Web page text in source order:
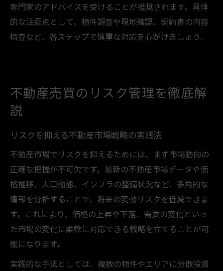
専門家のアドバイスを受けることが推奨されます。具体
的な注意点として、物件調査や現地確認、契約書の内容
精査など、各ステップで慎重な対応を心がけましょう。
不動産売買のリスク管理を徹底解
説
リスクを抑える不動産市場戦略の実践法
不動産市場でリスクを抑えるためには、まず市場動向の
正確な把握が不可欠です。最新の不動産市場データや価
格推移、人口動態、インフラの整備状況など、多角的な
情報を分析することで、将来の変動リスクを低減できま
す。これにより、価格の上昇や下落、需要の変化といっ
た市場の変化に柔軟に対応できる戦略を立てることが可
能になります。
実践的な手法としては、複数の物件やエリアに分散投資